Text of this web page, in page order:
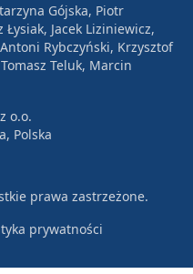
Gójska, Piotr
Łysiak, Jacek Liziniewicz,
Rybczyński, Krzysztof
Teluk, Marcin
o.o.
Polska
prawa zastrzeżone.
prywatności